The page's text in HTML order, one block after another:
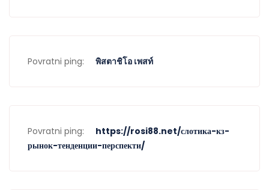
Povratni ping: พิสตาชิโอ เพสท์
Povratni ping:
https://rosi88.net/слотика-кз-
рынок-тенденции-перспекти/